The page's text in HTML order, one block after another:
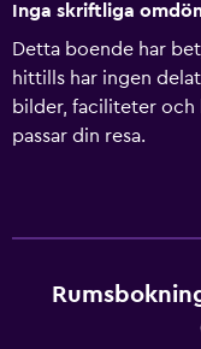
Inga skriftliga
Detta boende har
hittills har ingen
bilder, faciliteter och
passar din resa.